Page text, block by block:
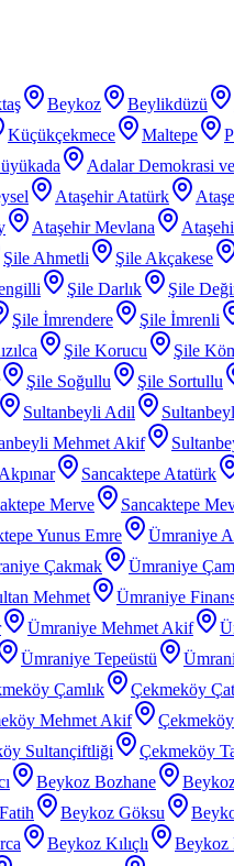
Beykoz Beylikdüzü
Küçükçekmece Maltepe
Adalar Demokrasi
Ataşehir Atatürk
Ataşehir Mevlana
Şile Ahmetli Şile Akçakese
Şile Darlık Şile
Şile İmrendere Şile İmrenli
Şile Korucu Şile
Şile Soğullu Şile Sortullu
Sultanbeyli Adil
Mehmet Akif
Sancaktepe Atatürk
Merve Sancaktepe
Yunus Emre Ümraniye
Çakmak Ümraniye
Mehmet Ümraniye
Ümraniye Mehmet Akif
Ümraniye Tepeüstü
Çamlık Çekmeköy
Mehmet Akif
Sultançiftliği Çekmeköy
Beykoz Bozhane
Beykoz Göksu
Beykoz Kılıçlı Beykoz